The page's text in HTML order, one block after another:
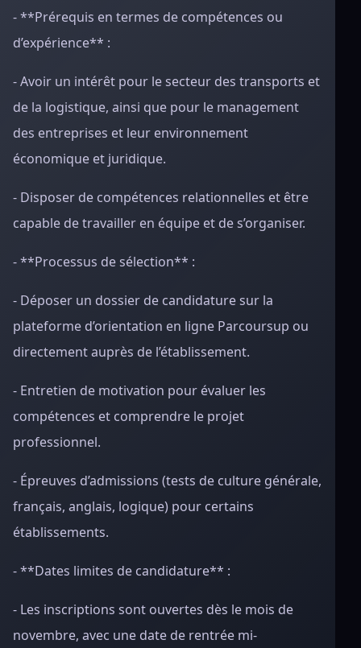
- **Prérequis en termes de compétences ou
d’expérience** :
- Avoir un intérêt pour le secteur des transports et
de la logistique, ainsi que pour le management
des entreprises et leur environnement
économique et juridique.
- Disposer de compétences relationnelles et être
capable de travailler en équipe et de s’organiser.
- **Processus de sélection** :
- Déposer un dossier de candidature sur la
plateforme d’orientation en ligne Parcoursup ou
directement auprès de l’établissement.
- Entretien de motivation pour évaluer les
compétences et comprendre le projet
professionnel.
- Épreuves d’admissions (tests de culture générale,
français, anglais, logique) pour certains
établissements.
- **Dates limites de candidature** :
- Les inscriptions sont ouvertes dès le mois de
novembre, avec une date de rentrée mi-